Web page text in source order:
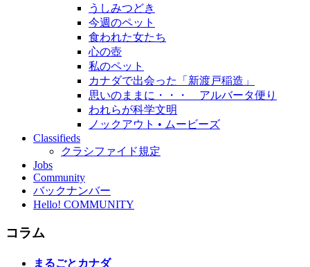
うしみつどき
今週のペット
食われた女たち
心の壺
私のペット
カナダで出会った「新渡戸稲造」
思いのままに・・・ アルバータ便り
われらが科学文明
ノックアウト • ムービーズ
Classifieds
クラシファイド規定
Jobs
Community
バックナンバー
Hello! COMMUNITY
コラム
まるごとカナダ